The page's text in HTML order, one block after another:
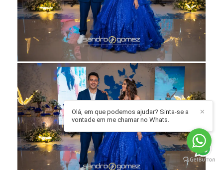
✕
Olá, em que podemos ajudar? Sinta-se a
vontade em me chamar no Whats.